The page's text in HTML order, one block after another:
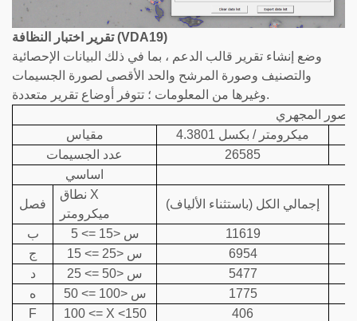
تقرير اختبار النظافة (VDA19)
وضع إنشاء تقرير قالب الدعم ، بما في ذلك البيانات الإحصائية
والتصنيف وصورة المرشح والحد الأقصى لصورة الجسيمات
وغيرها من المعلومات ؛ تتوفر أوضاع تقرير متعددة.
الصور المجهري
مقياس
4.3801 ميكرومتر / بكسل
عدد الجسيمات
26585
اساسي
فصل
نطاق X
ميكرومتر
إجمالي الكل (باستثناء الألياف)
ب 5 <= س <15
11619
ج
15 <= س <25
6954
د
25 <= س <50
5477
ه
50 <= س <100
1775
F
100 <= X <150
406